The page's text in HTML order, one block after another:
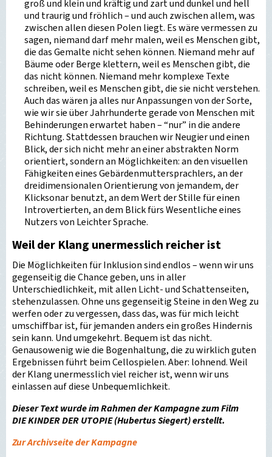
groß und klein und kräftig und zart und dunkel und hell
und traurig und fröhlich – und auch zwischen allem, was
zwischen allen diesen Polen liegt. Es wäre vermessen zu
sagen, niemand darf mehr malen, weil es Menschen gibt,
die das Gemalte nicht sehen können. Niemand mehr auf
Bäume oder Berge klettern, weil es Menschen gibt, die
das nicht können. Niemand mehr komplexe Texte
schreiben, weil es Menschen gibt, die sie nicht verstehen.
Auch das wären ja alles nur Anpassungen von der Sorte,
wie wir sie über Jahrhunderte gerade von Menschen mit
Behinderungen erwartet haben – “nur” in die andere
Richtung. Stattdessen brauchen wir Neugier und einen
Blick, der sich nicht mehr an einer abstrakten Norm
orientiert, sondern an Möglichkeiten: an den visuellen
Fähigkeiten eines Gebärdenmuttersprachlers, an der
dreidimensionalen Orientierung von jemandem, der
Klicksonar benutzt, an dem Wert der Stille für einen
Introvertierten, an dem Blick fürs Wesentliche eines
Nutzers von Leichter Sprache.
Weil der Klang unermesslich reicher ist
Die Möglichkeiten für Inklusion sind endlos – wenn wir uns
gegenseitig die Chance geben, uns in aller
Unterschiedlichkeit, mit allen Licht- und Schattenseiten,
stehenzulassen. Ohne uns gegenseitig Steine in den Weg zu
werfen oder zu vergessen, dass das, was für mich leicht
umschiffbar ist, für jemanden anders ein großes Hindernis
sein kann. Und umgekehrt. Bequem ist das nicht.
Genausowenig wie die Bogenhaltung, die zu wirklich guten
Ergebnissen führt beim Cellospielen. Aber: lohnend. Weil
der Klang unermesslich viel reicher ist, wenn wir uns
einlassen auf diese Unbequemlichkeit.
Dieser Text wurde im Rahmen der Kampagne zum Film
DIE KINDER DER UTOPIE (Hubertus Siegert) erstellt.
Zur Archivseite der Kampagne